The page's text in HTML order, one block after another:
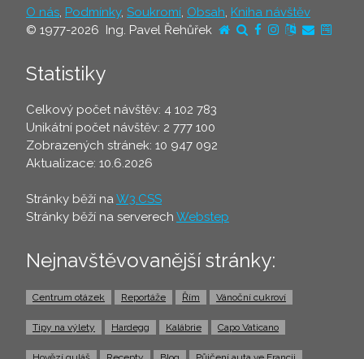
O nás, Podmínky, Soukromí, Obsah, Kniha návštěv
© 1977-2026 Ing. Pavel Řehůřek
Statistiky
Celkový počet návštěv: 4 102 783
Unikátní počet návštěv: 2 777 100
Zobrazených stránek: 10 947 092
Aktualizace: 10.6.2026
Stránky běží naW3.CSS
Stránky běží na serverech Webstep
Nejnavštěvovanější stránky:
Centrum otázek Reportáže Řím Vánoční cukroví
Tipy na výlety Hardegg Kalábrie Capo Vaticano